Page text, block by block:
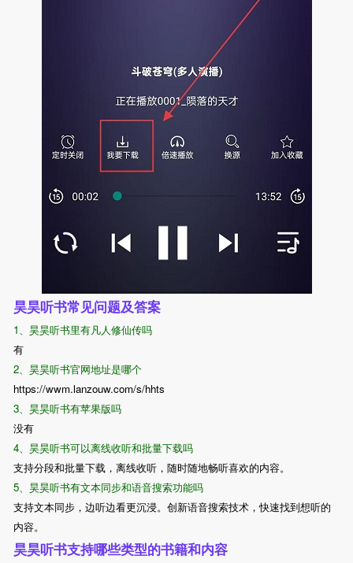
昊昊听书常见问题及答案
1、昊昊听书里有凡人修仙传吗
有
2、昊昊听书官网地址是哪个
https://wwm.lanzouw.com/s/hhts
3、昊昊听书有苹果版吗
没有
4、昊昊听书可以离线收听和批量下载吗
支持分段和批量下载，离线收听，随时随地畅听喜欢的内容。
5、昊昊听书有文本同步和语音搜索功能吗
支持文本同步，边听边看更沉浸。创新语音搜索技术，快速找到想听的
内容。
昊昊听书支持哪些类型的书籍和内容